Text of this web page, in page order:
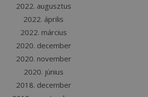
2022. augusztus
2022. április
2022. március
2020. december
2020. november
2020. június
2018. december